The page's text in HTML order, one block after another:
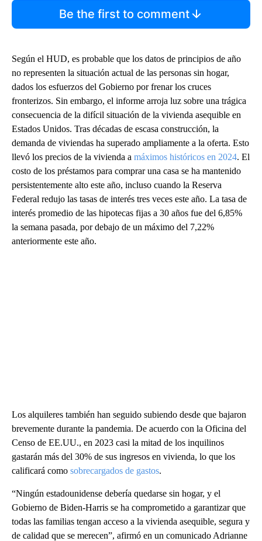
Be the first to comment
Según el HUD, es probable que los datos de principios de año
no representen la situación actual de las personas sin hogar,
dados los esfuerzos del Gobierno por frenar los cruces
fronterizos. Sin embargo, el informe arroja luz sobre una trágica
consecuencia de la difícil situación de la vivienda asequible en
Estados Unidos. Tras décadas de escasa construcción, la
demanda de viviendas ha superado ampliamente a la oferta. Esto
llevó los precios de la vivienda a máximos históricos en 2024. El
costo de los préstamos para comprar una casa se ha mantenido
persistentemente alto este año, incluso cuando la Reserva
Federal redujo las tasas de interés tres veces este año. La tasa de
interés promedio de las hipotecas fijas a 30 años fue del 6,85%
la semana pasada, por debajo de un máximo del 7,22%
anteriormente este año.
Los alquileres también han seguido subiendo desde que bajaron
brevemente durante la pandemia. De acuerdo con la Oficina del
Censo de EE.UU., en 2023 casi la mitad de los inquilinos
gastarán más del 30% de sus ingresos en vivienda, lo que los
calificará como sobrecargados de gastos.
“Ningún estadounidense debería quedarse sin hogar, y el
Gobierno de Biden-Harris se ha comprometido a garantizar que
todas las familias tengan acceso a la vivienda asequible, segura y
de calidad que se merecen”, afirmó en un comunicado Adrianne